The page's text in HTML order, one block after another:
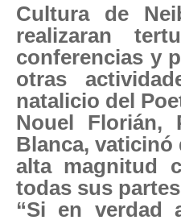
Cultura de
realizaran
conferencias y
otras
natalicio del
Nouel Florián,
Blanca, vaticinó
alta magnitud
todas sus
“Si en verdad